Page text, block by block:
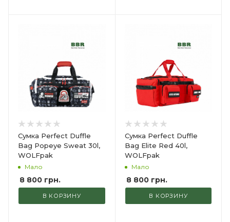
Сумка Perfect Duffle
Bag Popeye Sweat 30l,
WOLFpak
Мало
8 800 грн.
В КОРЗИНУ
Сумка Perfect Duffle
Bag Elite Red 40l,
WOLFpak
Мало
8 800грн.
В КОРЗИНУ